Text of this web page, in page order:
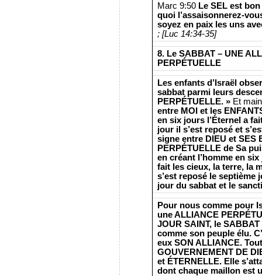
Marc 9:50 Le SEL est
quoi l’assaisonnerez-
soyez en paix les uns
; [Luc 14:34-35]
8. Le SABBAT – UNE
PERPÉTUELLE
Les enfants d’Israël
sabbat parmi leurs
PERPÉTUELLE. »Et
entre MOI et les
en six jours l’Éternel a
jour il s’est reposé et
signe entre DIEU et SES
PERPÉTUELLE de Sa
en créant l’homme en
fait les cieux, la terre, la
s’est reposé le septième
jour du sabbat et le
Pour nous comme pour
une ALLIANCE
JOUR SAINT, le
comme son peuple élu.
eux SON ALLIANCE.
GOUVERNEMENT DE
et ÉTERNELLE. Elle
dont chaque maillon est